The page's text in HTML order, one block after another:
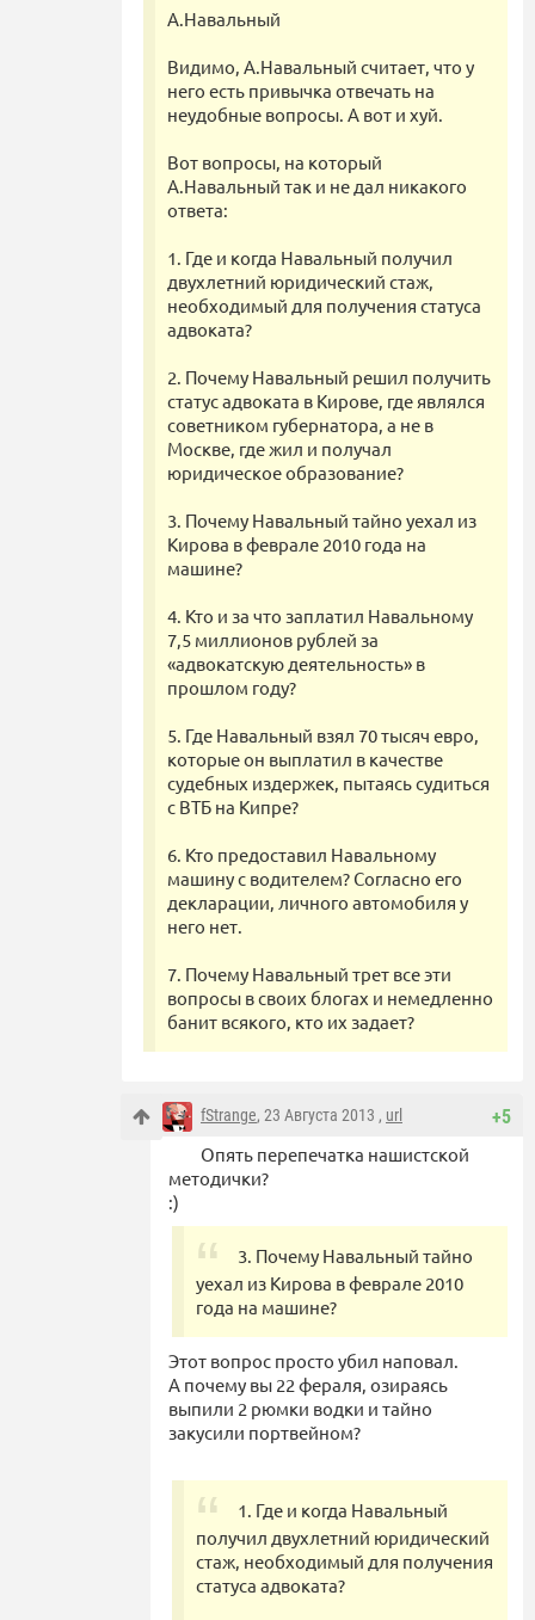
А.Навальный
Видимо, А.Навальный считает, что у
него есть привычка отвечать на
неудобные вопросы. А вот и хуй.
Вот вопросы, на который
А.Навальный так и не дал никакого
ответа:
1. Где и когда Навальный получил
двухлетний юридический стаж,
необходимый для получения статуса
адвоката?
2. Почему Навальный решил получить
статус адвоката в Кирове, где являлся
советником губернатора, а не в
Москве, где жил и получал
юридическое образование?
3. Почему Навальный тайно уехал из
Кирова в феврале 2010 года на
машине?
4. Кто и за что заплатил Навальному
7,5 миллионов рублей за
«адвокатскую деятельность» в
прошлом году?
5. Где Навальный взял 70 тысяч евро,
которые он выплатил в качестве
судебных издержек, пытаясь судиться
с ВТБ на Кипре?
6. Кто предоставил Навальному
машину с водителем? Согласно его
декларации, личного автомобиля у
него нет.
7. Почему Навальный трет все эти
вопросы в своих блогах и немедленно
банит всякого, кто их задает?
+5
fStrange, 23 Августа 2013 , url
Опять перепечатка нашистской
методички?
:)
3. Почему Навальный тайно
уехал из Кирова в феврале 2010
года на машине?
Этот вопрос просто убил наповал.
А почему вы 22 фераля, озираясь
выпили 2 рюмки водки и тайно
закусили портвейном?
1. Где и когда Навальный
получил двухлетний юридический
стаж, необходимый для получения
статуса адвоката?